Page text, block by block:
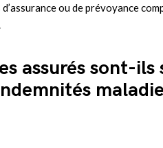
ou de prévoyance
assurés sont-